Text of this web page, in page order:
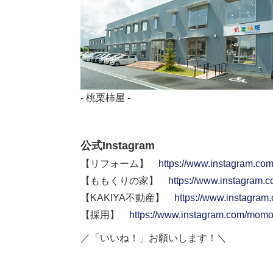
- 桃栗柿屋 -
公式Instagram
【リフォーム】
https://
【ももくりの家】
https://
【KAKIYA不動産】
https://
【採用】
https://www.instagram.com/
／「いいね！」お願いします！＼